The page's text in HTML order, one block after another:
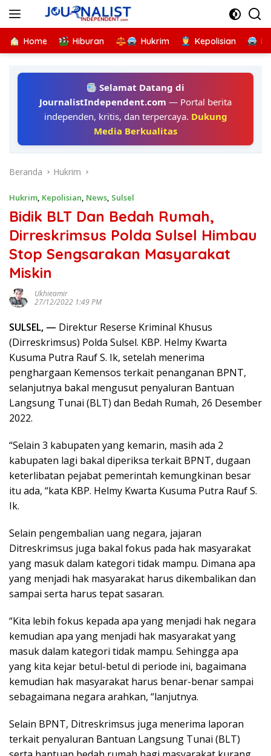
Home Hiburan Hukrim Kepolisian
Selamat Datang di
JournalistIndependent.com — Portal berita
independen, kritis, dan terpercaya. Dukung
Media Berkualitas
Beranda Hukrim
Hukrim, Kepolisian, News, Sulsel
Bidik BLT Dan Bedah Rumah,
Dirreskrimsus Polda Sulsel Himbau
Stop Sengsarakan Masyarakat
Miskin
Ukhieamir
27/12/2022 1:49 PM
SULSEL, — Direktur Reserse Kriminal Khusus
(Dirreskrimsus) Polda Sulsel. KBP. Helmy Kwarta
Kusuma Putra Rauf S. Ik, setelah menerima
penghargaan Kemensos terkait penanganan BPNT,
selanjutnya bakal mengusut penyaluran Bantuan
Langsung Tunai (BLT) dan Bedah Rumah, 26 Desember
2022.
“Selain 3 kabupaten yang kemarin, masih ada 2
kabupaten lagi bakal diperiksa terkait BPNT, dugaan
keterlibatan pejabat pemerintah kemungkinan besar
itu ada, “kata KBP. Helmy Kwarta Kusuma Putra Rauf S.
Ik.
Selain pengembalian uang negara, jajaran
Ditreskrimsus juga bakal fokus pada hak masyarakat
yang masuk dalam kategori tidak mampu. Dimana apa
yang menjadi hak masyarakat harus dikembalikan dan
sampai serta harus tepat sasaran.
“Kita lebih fokus kepada apa yang menjadi hak negara
kemudian apa yang menjadi hak masyarakat yang
masuk dalam kategori tidak mampu. Sehingga apa
yang kita kejar betul-betul di periode ini, bagaimana
kemudian hak masyarakat harus benar-benar sampai
sebagaimana negara arahkan, “lanjutnya.
Selain BPNT, Ditreskrimsus juga menerima laporan
terkait penyaluran Bantuan Langsung Tunai (BLT)